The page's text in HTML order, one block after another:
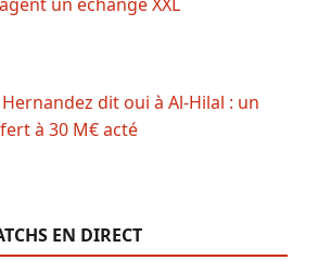
dit oui à Al-Hilal : un
à 30 M€ acté
EN DIRECT